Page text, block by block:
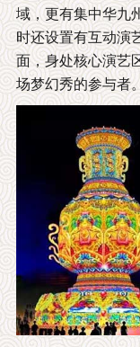
域，更有集中华九
时还设置有互动演
面，身处核心演艺
场梦幻秀的参与者。